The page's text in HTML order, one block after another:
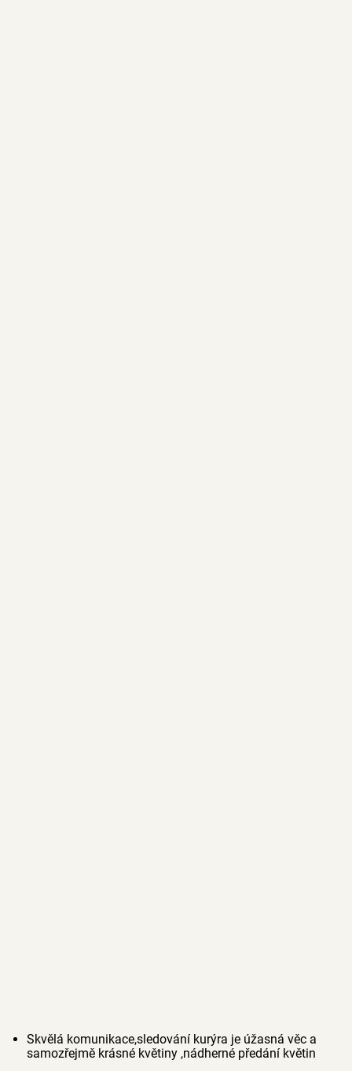
Skvělá komunikace,sledování kurýra je úžasná věc a
samozřejmě krásné květiny ,nádherné předání květin